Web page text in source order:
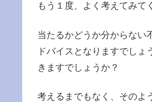
もう１度、よく考えてみて
当たるかどうか分からない
ドバイスとなりますでし
きますでしょうか？
考えるまでもなく、そのよ